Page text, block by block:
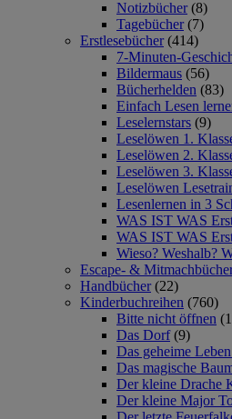
Notizbücher (8)
Tagebücher (7)
Erstlesebücher (414)
7-Minuten-
Bildermaus (56)
Bücherhelden (83)
Einfach Lesen
Leselernstars (9)
Leselöwen 1.
Leselöwen 2.
Leselöwen 3.
Leselöwen
Lesenlernen in 3
WAS IST WAS
WAS IST WAS
Wieso? Weshalb?
Escape- &
Handbücher (22)
Kinderbuchreihen (760)
Bitte nicht öffnen
Das Dorf (9)
Das geheime
Das magische
Der kleine Drache
Der kleine Major